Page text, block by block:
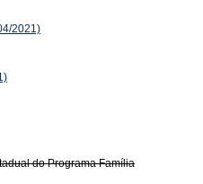
2021)
do Programa Família